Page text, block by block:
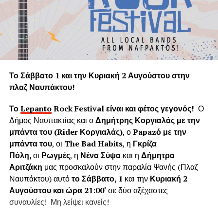
υγιών δένδρων τη στιγμή που ακόμα και ένα θεωρείται
πολύτιμο και είναι αναντικατάστατη μονάδα του φυσικού
πνεύμονα της Γης.
Η «Εφορεία Αρχαιοτήτων Αιτωλοακαρνανίας και
κόπηκαν δημιουργούσαν προβλήματα στο τείχος του
ενετικού κάστρου. Όμως τα δέντρα του κάστρου
προέρχονται από τις δεντροφυτεύσεις που έγιναν
νομίμως από το 1914 έως το 1939 (έγκριση από το
Υπουργείο Εσωτερικών και κατόπιν από το Υπουργείο
Γεωργίας υπό την γραμματεία του Ιωάννη Μπρικόλα) και
βρίσκονται σε απόσταση ασφαλείας από τα τείχη.
Συνεπώς πολλά από τα δέντρα έχουν ηλικία άνω των 100
ετών χωρίς να έχει αναφερθεί κάποιο πρόβλημα στη
στατικότητα των τειχών που να οφείλεται στην πλήρη
ανάπτυξη του ριζικού συστήματος. Το Δασαρχείο
Το Σάββατο 1 και την Κυριακή 2 Αυγούστου στην
πλαζ Ναυπάκτου!
ΤοLepantoRockFestivalείναι και φέτος γεγονός! Ο
Δήμος Ναυπακτίας και οΔημήτρης Κοργιαλάς με την
μπάντα του (RiderΚοργιαλάς), οPapazό με την
μπάντα του, οι The Bad Habits, η Γκρίζα
Πόλη,οι Ρωγμές, η Νένα Σύψακαι η Δήμητρα
Αριτζάκη μας προσκαλούν στην παραλία Ψανής (Πλαζ
Ναυπάκτου) αυτότο Σάββατο, 1 και τηνΚυριακή 2
Αυγούστου και ώρα 21:00′σε δύο αξέχαστες
συναυλίες! Μη λείψει κανείς!